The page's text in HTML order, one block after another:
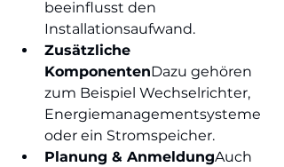
beeinflusst den
Installationsaufwand.
Zusätzliche
KomponentenDazu gehören
zum Beispiel Wechselrichter,
Energiemanagementsysteme
oder ein Stromspeicher.
Planung & AnmeldungAuch